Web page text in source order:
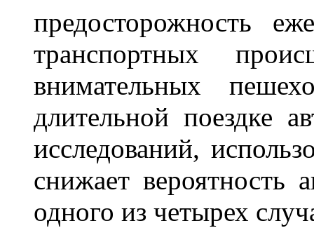
предосторожность
транспортных
внимательных
длительной поездке
исследований,
снижает вероятность
одного из четырех